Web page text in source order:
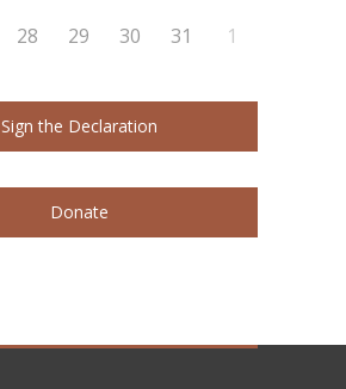
28 29 30 31 1
Sign the Declaration
Donate